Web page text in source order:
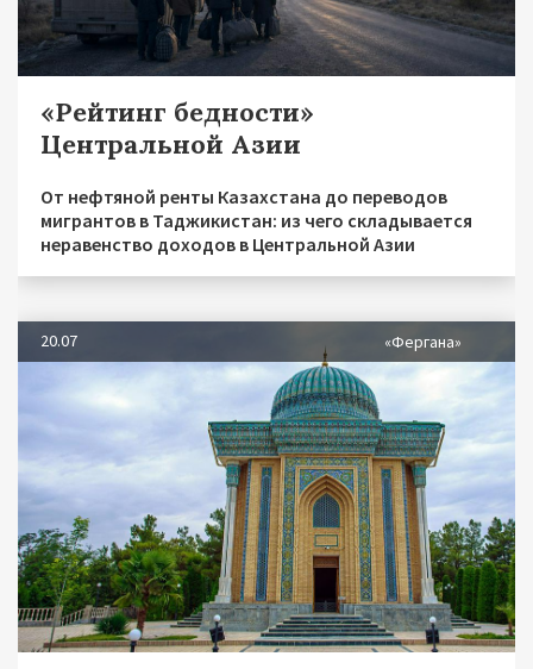
«Рейтинг бедности»
Центральной Азии
От нефтяной ренты Казахстана до переводов
мигрантов в Таджикистан: из чего складывается
неравенство доходов в Центральной Азии
20.07 «Фергана»